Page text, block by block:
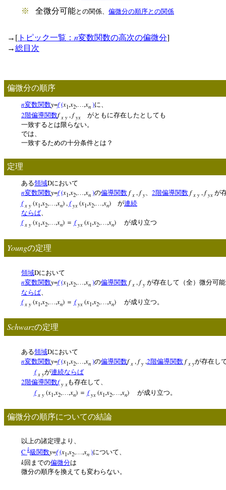
※ 全微分可能との関係、 偏微分の順序との関係
→ [ トピック一覧： n変数関数の高次の偏微分]
→総目次
偏微分の順序
n変数関数y=f(x1,x2,…,xn )に、
2階偏導関数fx y , fyx がともに存在したとしても
一致するとは限らない。
では、
一致するための十分条件とは？
定理
ある領域Dにおいて
n変数関数y=f(x1,x2,…,xn )の偏導関数 fx ,fy、 2階偏導関数 fx y ,fyx が
f x y (x1,x2, ,xn) , f yx (x1,x2, ,xn) が連続
ならば、
f x y (x1,x2,…,xn) ＝ f yx (x1,x2,…,xn) が成り立つ
Youngの定理
領域Dにおいて
n変数関数y=f(x1,x2,…,xn )の偏導関数 fx ,fy が存在して（全）微分可能
ならば
f x y (x1,x2, ,xn) ＝ f yx (x1,x2, ,xn) が成り立つ。
Schwarzの定理
ある領域Dにおいて
n変数関数y=f(x1,x2,…,xn )の偏導関数fx ,fy ,2階偏導関数 fx yが存在
f x yが連続ならば
2階偏導関数f y xも存在して、
f x y (x1,x2, ,xn) ＝ f yx (x1,x2, ,xn) が成り立つ。
偏微分の順序についての結論
以上の諸定理より、
C k級関数y=f(x1,x2,…,xn )について、
k回までの偏微分は
微分の順序を換えても変わらない。